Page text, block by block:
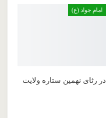
امام جواد (ع)
در رثاى نهمين ستاره ولايت